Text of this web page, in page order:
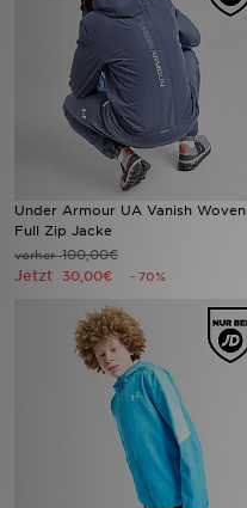
Under Armour UA Vanish Woven
Full Zip Jacke
vorher100,00€
Jetzt 30,00€ - 70%
Mein JD
Hilfe & Kontakt
Geschenkgutschein
Blog